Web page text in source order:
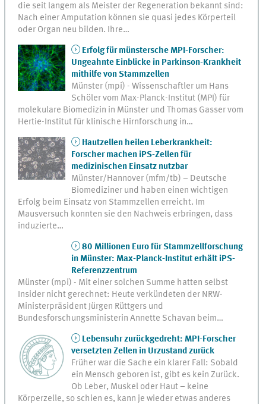
die seit langem als Meister der Regeneration bekannt sind:
Nach einer Amputation können sie quasi jedes Körperteil
oder Organ neu bilden. Ihre…
Erfolg für münstersche MPI-Forscher:
Ungeahnte Einblicke in Parkinson-Krankheit
mithilfe von Stammzellen
Münster (mpi) - Wissenschaftler um Hans
Schöler vom Max-Planck-Institut (MPI) für
molekulare Biomedizin in Münster und Thomas Gasser vom
Hertie-Institut für klinische Hirnforschung in…
Hautzellen heilen Leberkrankheit:
Forscher machen iPS-Zellen für
medizinischen Einsatz nutzbar
Münster/Hannover (mfm/tb) – Deutsche
Biomediziner und haben einen wichtigen
Erfolg beim Einsatz von Stammzellen erreicht. Im
Mausversuch konnten sie den Nachweis erbringen, dass
induzierte…
80 Millionen Euro für Stammzellforschung
in Münster: Max-Planck-Institut erhält iPS-
Referenzzentrum
Münster (mpi) - Mit einer solchen Summe hatten selbst
Insider nicht gerechnet: Heute verkündeten der NRW-
Ministerpräsident Jürgen Rüttgers und
Bundesforschungsministerin Annette Schavan beim…
Lebensuhr zurückgedreht: MPI-Forscher
versetzten Zellen in Urzustand zurück
Früher war die Sache ein klarer Fall: Sobald
ein Mensch geboren ist, gibt es kein Zurück.
Ob Leber, Muskel oder Haut – keine
Körperzelle, so schien es, kann je wieder etwas anderes